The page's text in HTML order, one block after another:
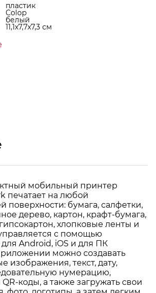
пластик
Colop
белый
11,1x7,7x7,3 см
мобильный принтер
печатает на любой
поверхности: бумага, салфетки,
дерево, картон, крафт-бумага,
хлопковые ленты и
с помощью
Android, iOS и для ПК
можно создавать
изображения, текст, дату,
нумерацию,
коды, а также загружать свои